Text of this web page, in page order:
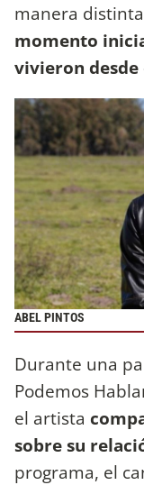
manera
momento
vivieron desde
ABEL PINTOS
Durante una
Podemos
el artista
sobre su
programa, el